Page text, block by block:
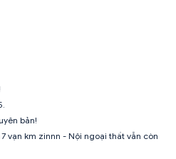
bản!
vạn km zinnn - Nội ngoại thất vẫn còn